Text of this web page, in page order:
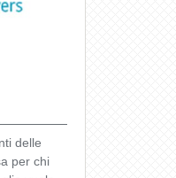
delle
per chi